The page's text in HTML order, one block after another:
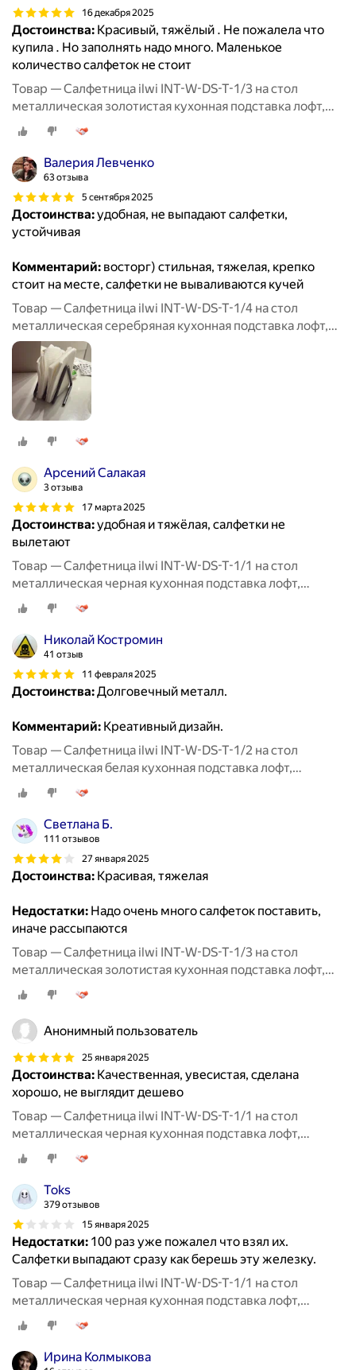
16 декабря 2025
Достоинства: Красивый, тяжёлый . Не пожалела что
купила . Но заполнять надо много. Маленькое
количество салфеток не стоит
Товар — Салфетница ilwi INT-W-DS-T-1/3 на стол
металлическая золотистая кухонная подставка лофт,
держатель для бумажных салфеток
Валерия Левченко
63 отзыва
5 сентября 2025
Достоинства:удобная, не выпадают салфетки,
устойчивая
Комментарий: восторг) стильная, тяжелая, крепко
стоит на месте, салфетки не вываливаются кучей
Товар — Салфетница ilwi INT-W-DS-T-1/4 на стол
металлическая серебряная кухонная подставка лофт,
держатель для бумажных салфеток
Арсений Салакая
3 отзыва
17 марта 2025
Достоинства:удобная и тяжёлая, салфетки не
вылетают
Товар — Салфетница ilwi INT-W-DS-T-1/1 на стол
металлическая черная кухонная подставка лофт,
держатель для бумажных салфеток
Николай Костромин
41 отзыв
11 февраля 2025
Достоинства:Долговечный металл.
Комментарий: Креативный дизайн.
Товар — Салфетница ilwi INT-W-DS-T-1/2 на стол
металлическая белая кухонная подставка лофт,
держатель для бумажных салфеток
Светлана Б.
111 отзывов
27 января 2025
Достоинства: Красивая, тяжелая
Недостатки: Надо очень много салфеток поставить,
иначе рассыпаются
Товар — Салфетница ilwi INT-W-DS-T-1/3 на стол
металлическая золотистая кухонная подставка лофт,
держатель для бумажных салфеток
Анонимный пользователь
25 января 2025
Достоинства: Качественная, увесистая, сделана
хорошо, не выглядит дешево
Товар — Салфетница ilwi INT-W-DS-T-1/1 на стол
металлическая черная кухонная подставка лофт,
держатель для бумажных салфеток
Toks
379 отзывов
15 января 2025
Недостатки: 100 раз уже пожалел что взял их.
Салфетки выпадают сразу как берешь эту железку.
Товар — Салфетница ilwi INT-W-DS-T-1/1 на стол
металлическая черная кухонная подставка лофт,
держатель для бумажных салфеток
Ирина Колмыкова